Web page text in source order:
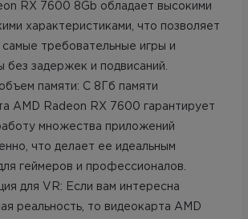
RX 7600 8Gb обладает высокими
характеристиками, что позволяет
самые требовательные игры и
без задержек и подвисаний.
памяти: С 8Гб памяти
AMD Radeon RX 7600 гарантирует
множества приложений
что делает ее идеальным
геймеров и профессионалов.
для VR: Если вам интересна
реальность, то видеокарта AMD